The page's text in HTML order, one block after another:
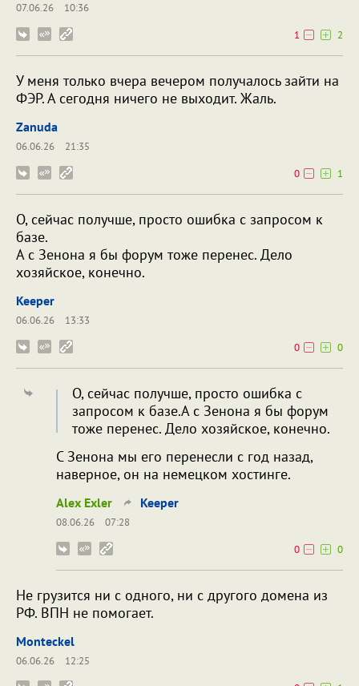
07.06.26
10:36
1
2
У меня только вчера вечером получалось зайти на
ФЭР. А сегодня ничего не выходит. Жаль.
Zanuda
06.06.26
21:35
0
1
О, сейчас получше, просто ошибка с запросом к
базе.
А с Зенона я бы форум тоже перенес. Дело
хозяйское, конечно.
Keeper
06.06.26
13:33
0
0
О, сейчас получше, просто ошибка с
запросом к базе.А с Зенона я бы форум
тоже перенес. Дело хозяйское, конечно.
С Зенона мы его перенесли с год назад,
наверное, он на немецком хостинге.
Alex Exler Keeper
08.06.26
07:28
0
0
Не грузится ни с одного, ни с другого домена из
РФ. ВПН не помогает.
Monteckel
06.06.26
12:25